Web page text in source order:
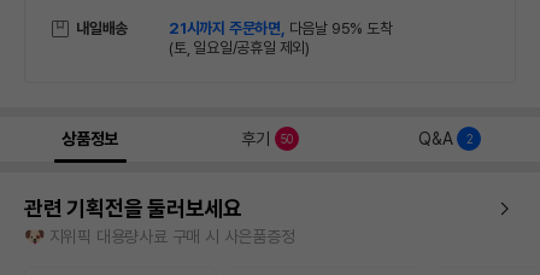
내일배송 21시까지 주문하면, 다음날 95% 도착
(토, 일요일/공휴일 제외)
상품정보 후기 50 Q&A 2
관련 기획전을 둘러보세요
🐶 지위픽 대용량사료 구매 시 사은품증정